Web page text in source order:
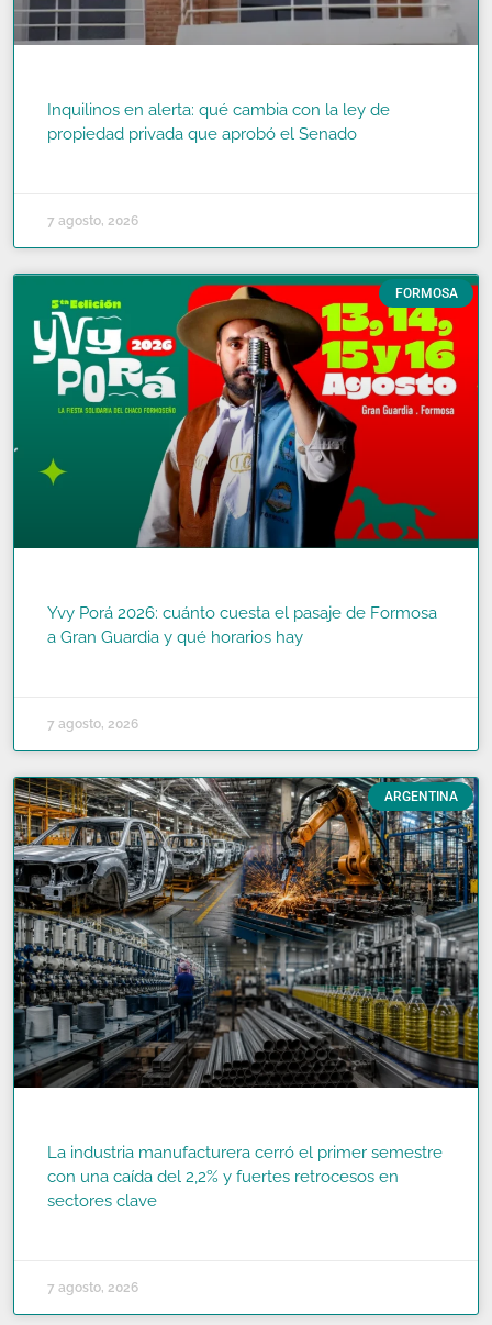
Inquilinos en alerta: qué cambia con la ley de
propiedad privada que aprobó el Senado
7 agosto, 2026
FORMOSA
Yvy Porá 2026: cuánto cuesta el pasaje de Formosa
a Gran Guardia y qué horarios hay
7 agosto, 2026
ARGENTINA
La industria manufacturera cerró el primer semestre
con una caída del 2,2% y fuertes retrocesos en
sectores clave
7 agosto, 2026